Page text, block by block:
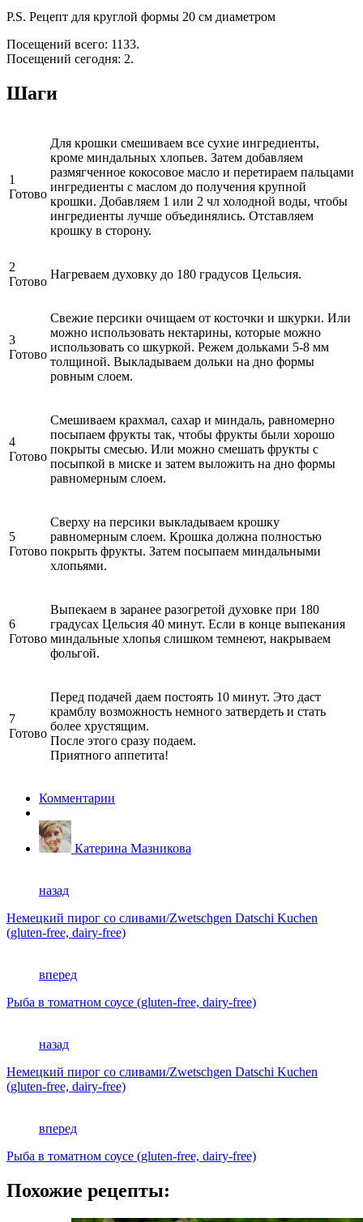
P.S. Рецепт для круглой формы 20 см диаметром
Посещений всего: 1133.
Посещений сегодня: 2.
Шаги
1
Готово
Для крошки смешиваем все сухие ингредиенты,
кроме миндальных хлопьев. Затем добавляем
размягченное кокосовое масло и перетираем пальцами
ингредиенты с маслом до получения крупной
крошки. Добавляем 1 или 2 чл холодной воды, чтобы
ингредиенты лучше объединялись. Отставляем
крошку в сторону.
2
Готово
Нагреваем духовку до 180 градусов Цельсия.
3
Готово
Свежие персики очищаем от косточки и шкурки. Или
можно использовать нектарины, которые можно
использовать со шкуркой. Режем дольками 5-8 мм
толщиной. Выкладываем дольки на дно формы
ровным слоем.
4
Готово
Смешиваем крахмал, сахар и миндаль, равномерно
посыпаем фрукты так, чтобы фрукты были хорошо
покрыты смесью. Или можно смешать фрукты с
посыпкой в миске и затем выложить на дно формы
равномерным слоем.
5
Готово
Сверху на персики выкладываем крошку
равномерным слоем. Крошка должна полностью
покрыть фрукты. Затем посыпаем миндальными
хлопьями.
6
Готово
Выпекаем в заранее разогретой духовке при 180
градусах Цельсия 40 минут. Если в конце выпекания
миндальные хлопья слишком темнеют, накрываем
фольгой.
7
Готово
Перед подачей даем постоять 10 минут. Это даст
крамблу возможность немного затвердеть и стать
более хрустящим.
После этого сразу подаем.
Приятного аппетита!
Комментарии
Катерина Мазникова
назад
Немецкий пирог со сливами/Zwetschgen Datschi Kuchen
(gluten-free, dairy-free)
вперед
Рыба в томатном соусе (gluten-free, dairy-free)
назад
Немецкий пирог со сливами/Zwetschgen Datschi Kuchen
(gluten-free, dairy-free)
вперед
Рыба в томатном соусе (gluten-free, dairy-free)
Похожие рецепты: